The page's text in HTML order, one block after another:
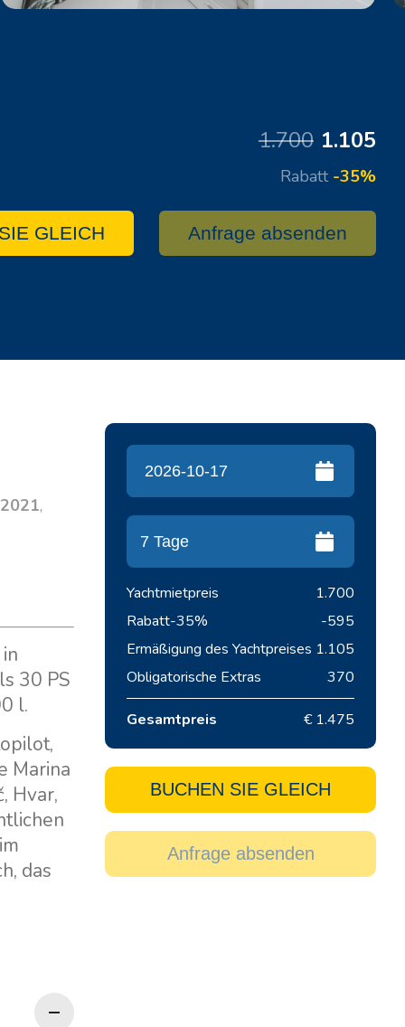
1.700 1.105
Rabatt -35%
GLEICH Anfrage absenden
2021,
30 PS
l.
Marina
Hvar,
das
Yachtmietpreis
1.700
Rabatt-35%
-595
Ermäßigung des Yachtpreises 1.105
Obligatorische Extras
370
Gesamtpreis € 1.475
BUCHEN SIE GLEICH
Anfrage absenden